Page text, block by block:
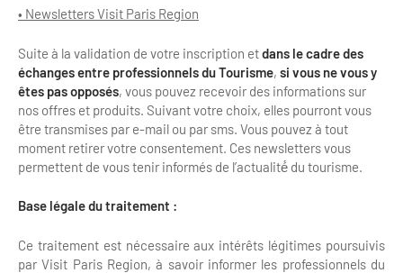
• Newsletters Visit Paris Region
Suite à la validation de votre inscription etdans le cadre des
échanges entre professionnels du Tourisme, si vous ne vous y
êtes pas opposés, vous pouvez recevoir des informations sur
nos offres et produits. Suivant votre choix, elles pourront vous
être transmises par e-mail ou par sms. Vous pouvez à tout
moment retirer votre consentement. Ces newsletters vous
permettent de vous tenir informés de l’actualité́ du tourisme.
Base légale du traitement :
Ce traitement est nécessaire aux intérêts légitimes poursuivis
par Visit Paris Region, à savoir informer les professionnels du